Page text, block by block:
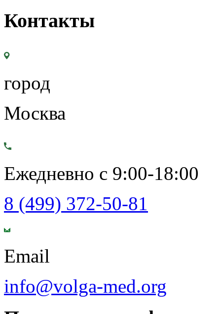
Контакты
город
Москва
Ежедневно с 9:00-18:00
8 (499) 372-50-81
Email
info@volga-med.org